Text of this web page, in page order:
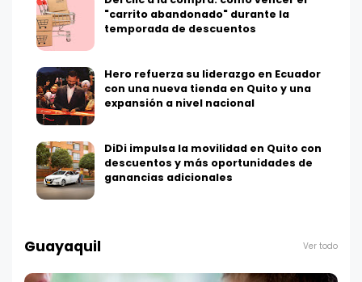
"carrito abandonado" durante la
temporada de descuentos
Hero refuerza su liderazgo en Ecuador
con una nueva tienda en Quito y una
expansión a nivel nacional
DiDi impulsa la movilidad en Quito con
descuentos y más oportunidades de
ganancias adicionales
Guayaquil Ver todo